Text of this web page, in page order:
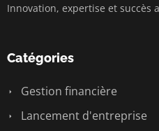
Innovation, expertise et succès
Catégories
Gestion financière
Lancement d'entreprise